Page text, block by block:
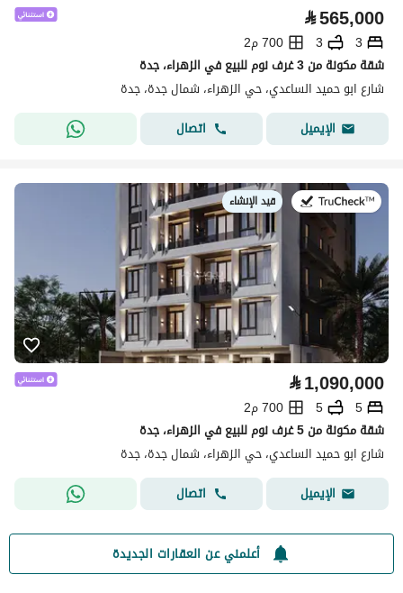
⃁565,000
3
3
700 م2
شقة مكونة من 3 غرف نوم للبيع في الزهراء، جدة
شارع ابو حميد الساعدي، حي الزهراء، شمال جدة، جدة
الإيميل
اتصال
في:قيد الإنشاء
⃁1,090,000
5
5
700 م2
شقة مكونة من 5 غرف نوم للبيع في الزهراء، جدة
شارع ابو حميد الساعدي، حي الزهراء، شمال جدة، جدة
الإيميل
اتصال
أعلمني عن العقارات الجديدة